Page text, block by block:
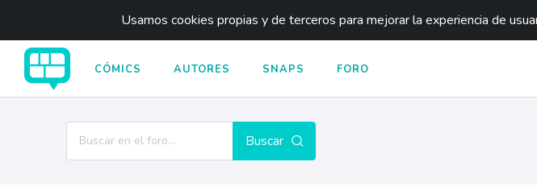
Usamos cookies propias y de terceros para mejorar la experiencia de
CÓMICS AUTORES SNAPS FORO
Buscar